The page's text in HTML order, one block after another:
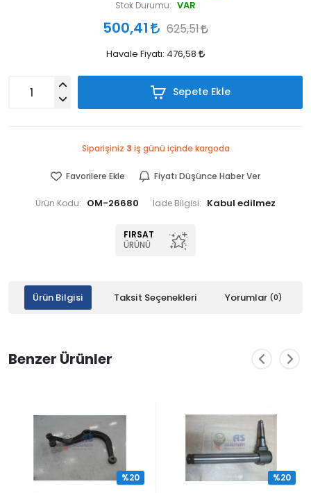
Stok Durumu: VAR
500,41 625,51
Havale Fiyatı: 476,58
Sepete Ekle
Siparişiniz 3 iş günü içinde kargoda
Favorilere Ekle Fiyatı Düşünce Haber Ver
Ürün Kodu: OM-26680 İade Bilgisi:
FIRSAT
ÜRÜNÜ
Ürün Bilgisi Taksit Seçenekleri Yorumlar (0)
Benzer Ürünler
%20 %20